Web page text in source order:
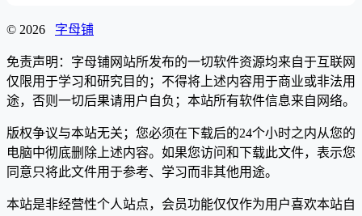
© 2026 字母铺
免责声明：字母铺网站所发布的一切软件资源均来自于互联网
仅限用于学习和研究目的；不得将上述内容用于商业或非法用
途，否则一切后果请用户自负；本站所有软件信息来自网络。
版权争议与本站无关；您必须在下载后的24个小时之内从您的
电脑中彻底删除上述内容。如果您访问和下载此文件，表示您
同意只将此文件用于参考、学习而非其他用途。
本站是非经营性个人站点，会员功能仅仅作为用户喜欢本站自